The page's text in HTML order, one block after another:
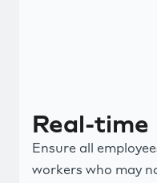
Real-time
Ensure all
workers who may